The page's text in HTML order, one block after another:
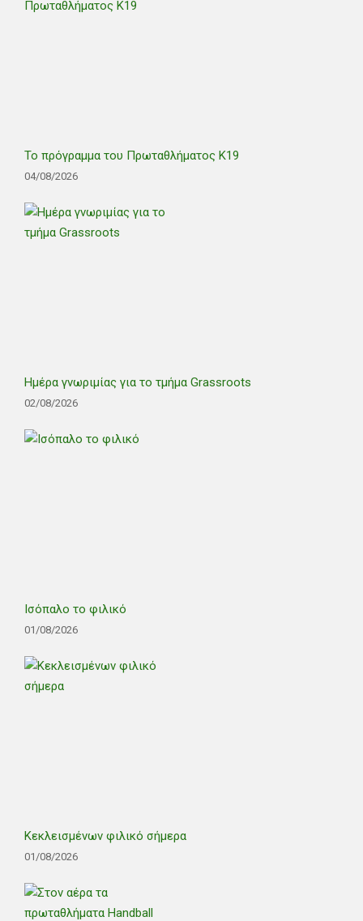
Το πρόγραμμα του Πρωταθλήματος Κ19
04/08/2026
Ημέρα γνωριμίας για το τμήμα Grassroots
02/08/2026
Ισόπαλο το φιλικό
01/08/2026
Κεκλεισμένων φιλικό σήμερα
01/08/2026